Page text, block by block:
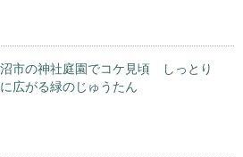
市の神社庭園でコケ見頃 しっとり
広がる緑のじゅうたん